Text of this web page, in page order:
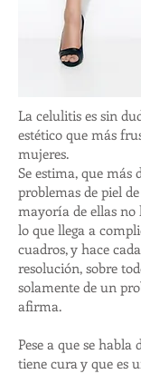
La celulitis es sin
estético que más
mujeres.
Se estima, que más
problemas de piel
mayoría de ellas no
lo que llega a
cuadros, y hace
resolución, sobre
solamente de un
afirma.
Pese a que se
tiene cura y que es